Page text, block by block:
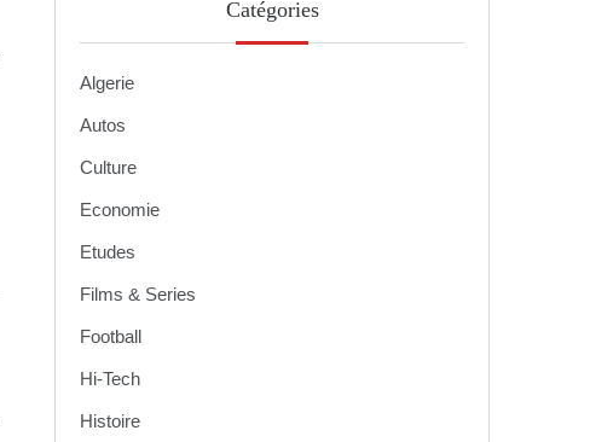
Catégories
Algerie
Autos
Culture
Economie
Etudes
Films & Series
Football
Hi-Tech
Histoire